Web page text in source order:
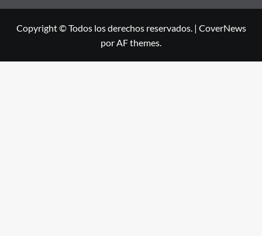
Copyright © Todos los derechos reservados. | CoverNews
por AF themes.